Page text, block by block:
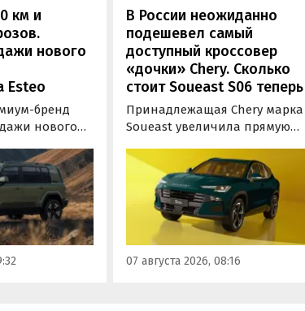
км и
нового
Esteo
бренд
нового
силовой
для
Esteo и
сервисы
В России неожиданно
подешевел самый
доступный кроссовер
«дочки» Chery. Сколько
стоит Soueast S06 теперь
Принадлежащая Chery марка
Soueast увеличила прямую
доступный кроссовер S06 в
России на 100 тыс. рублей.
Теперь при его покупке
сэкономить рекордные 250
рублей, узнали «Автоновости
дня» в ходе мониторинга
прайс-листов марки.
07 августа 2026, 08:16